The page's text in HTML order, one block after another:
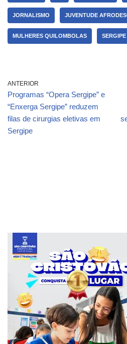
JORNALISMO JUVENTUDE
MULHERES QUILOMBOLAS SERGIPE
ANTERIOR
Programas “Opera Sergipe” e
“Enxerga Sergipe” reduzem
filas de cirurgias eletivas em
Sergipe